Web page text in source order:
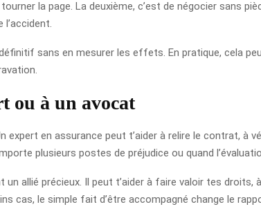
la page. La deuxième, c’est de négocier sans
sans en mesurer les effets. En pratique, cela
ou à un avocat
expert en assurance peut t’aider à relire le contrat, à
plusieurs postes de préjudice ou quand
allié précieux. Il peut t’aider à faire valoir tes
cas, le simple fait d’être accompagné change le